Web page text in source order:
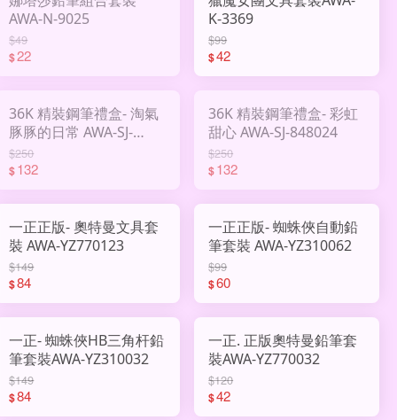
AWA-N-9025
$49
$22
K-3369
$99
$42
36K 精裝鋼筆禮盒- 淘氣
豚豚的日常 AWA-SJ-
848025
$250
$132
36K 精裝鋼筆禮盒- 彩虹
甜心 AWA-SJ-848024
$250
$132
一正正版- 奧特曼文具套
裝 AWA-YZ770123
$149
$84
一正正版- 蜘蛛俠自動鉛
筆套裝 AWA-YZ310062
$99
$60
一正- 蜘蛛俠HB三角杆鉛
筆套裝AWA-YZ310032
$149
$84
一正. 正版奧特曼鉛筆套
裝AWA-YZ770032
$120
$42